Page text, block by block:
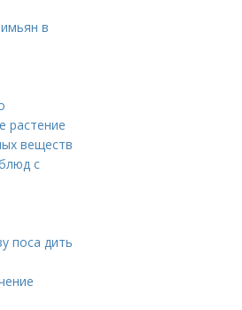
в
растение
веществ
с
поса дить